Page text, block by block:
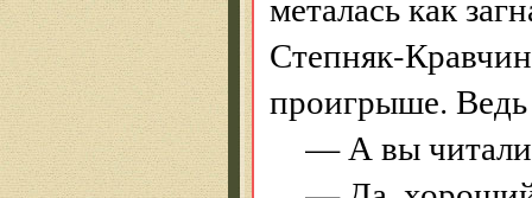
Степняк-
проигрыше.
— А вы читали